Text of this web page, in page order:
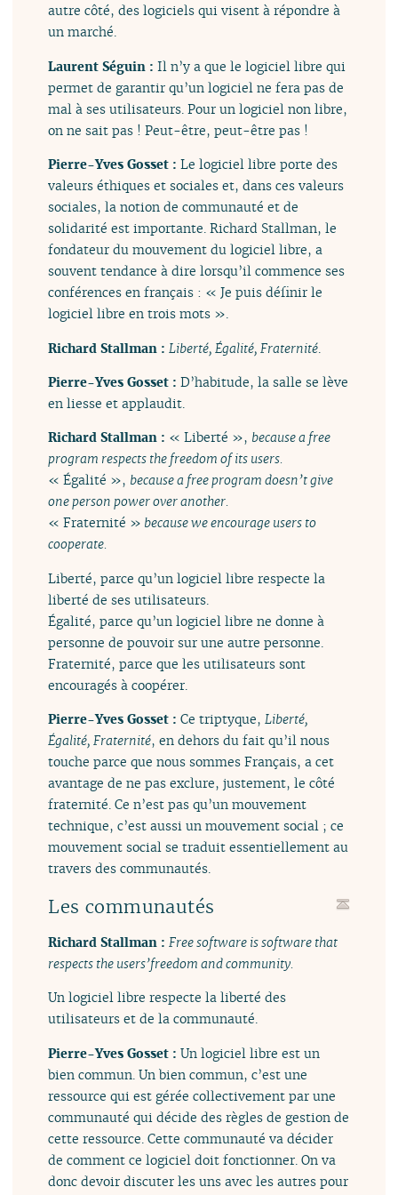
autre côté, des logiciels qui visent à répondre à
un marché.
Laurent Séguin :Il n’y a que le logiciel libre qui
permet de garantir qu’un logiciel ne fera pas de
mal à ses utilisateurs. Pour un logiciel non libre,
on ne sait pas ! Peut-être, peut-être pas !
Pierre-Yves Gosset :Le logiciel libre porte des
valeurs éthiques et sociales et, dans ces valeurs
sociales, la notion de communauté et de
solidarité est importante. Richard Stallman, le
fondateur du mouvement du logiciel libre, a
souvent tendance à dire lorsqu’il commence ses
conférences en français : « Je puis définir le
logiciel libre en trois mots ».
Richard Stallman : Liberté, Égalité, Fraternité
Pierre-Yves Gosset :D’habitude, la salle se lève
en liesse et applaudit.
Richard Stallman : « Liberté », because a free
program respects the freedom of its users.
« Égalité », because a free program doesn’t give
one person power over another.
« Fraternité » because we encourage users to
cooperate.
Liberté, parce qu’un logiciel libre respecte la
liberté de ses utilisateurs.
Égalité, parce qu’un logiciel libre ne donne à
personne de pouvoir sur une autre personne.
Fraternité, parce que les utilisateurs sont
encouragés à coopérer.
Pierre-Yves Gosset :Ce triptyque,Liberté,
Égalité, Fraternité, en dehors du fait qu’il nous
touche parce que nous sommes Français, a cet
avantage de ne pas exclure, justement, le côté
fraternité. Ce n’est pas qu’un mouvement
technique, c’est aussi un mouvement social ; ce
mouvement social se traduit essentiellement au
travers des communautés.
Les communautés
Richard Stallman :Free software is software that
respects the users’freedom and community.
Un logiciel libre respecte la liberté des
utilisateurs et de la communauté.
Pierre-Yves Gosset :Un logiciel libre est un
bien commun. Un bien commun, c’est une
ressource qui est gérée collectivement par une
communauté qui décide des règles de gestion de
cette ressource. Cette communauté va décider
de comment ce logiciel doit fonctionner. On va
donc devoir discuter les uns avec les autres pour